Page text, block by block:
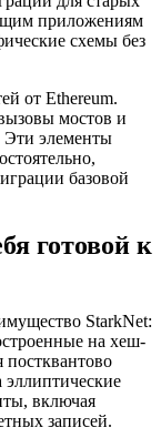
приложениям
схемы без
от Ethereum.
мостов и
Эти элементы
базовой
готовой к
StarkNet:
на хеш-
постквантово
включая
записей.